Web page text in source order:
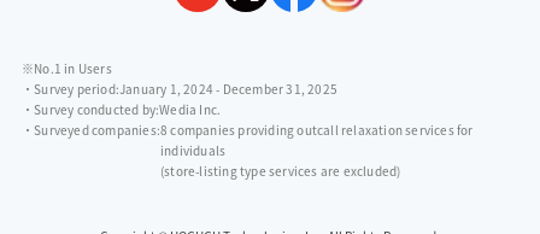
※No.1 in Users
・Survey period:January 1, 2024 - December 31, 2025
・Survey conducted by:Wedia Inc.
・Surveyed companies:8 companies providing outcall relaxation services for
individuals
(store-listing type services are excluded)